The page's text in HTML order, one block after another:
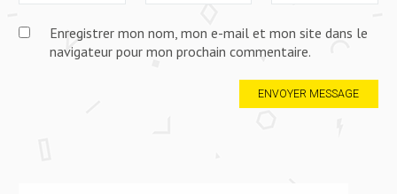
Enregistrer mon nom, mon e-mail et mon site dans le
navigateur pour mon prochain commentaire.